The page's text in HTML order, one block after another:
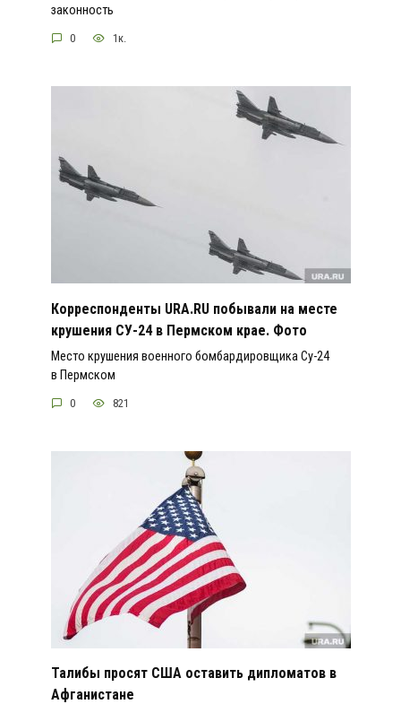
законность
0 1к.
Корреспонденты URA.RU побывали на месте
крушения СУ-24 в Пермском крае. Фото
Место крушения военного бомбардировщика Су-24
в Пермском
0 821
Талибы просят США оставить дипломатов в
Афганистане